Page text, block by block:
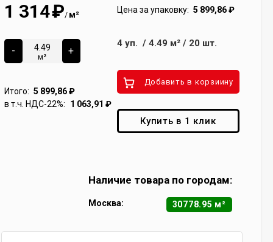
1 314₽/ м²
-
м²
+
Итого: 5 899,86₽
в т.ч. НДС-22%:
1 063,91 ₽
Цена за упаковку: 5 899,86₽
4 уп. / 4.49 м²/ 20 шт.
Добавить в корзиину
Купить в 1 клик
Наличие товара по городам:
Москва: 30778.95 м²